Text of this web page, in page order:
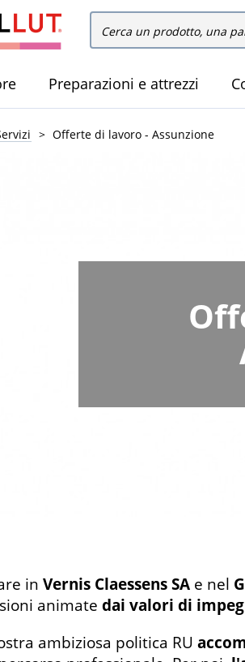
Cerca nel sito
Preparazioni e attrezzi
Offerte di lavoro - Assunzione
in Vernis Claessens SA e nel
animate dai valori di
ambiziosa politica RU